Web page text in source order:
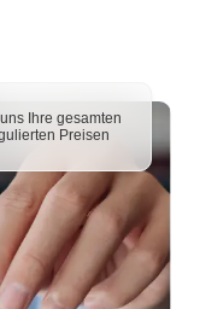
Ihre gesamten
Preisen